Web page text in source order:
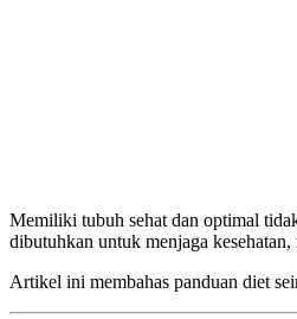
Memiliki tubuh sehat dan optimal
dibutuhkan untuk menjaga
Artikel ini membahas panduan diet